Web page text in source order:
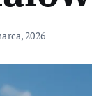
2026